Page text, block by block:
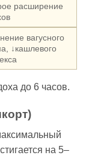
расширение
вагусного
↓кашлевого
до 6 часов.
на 5–